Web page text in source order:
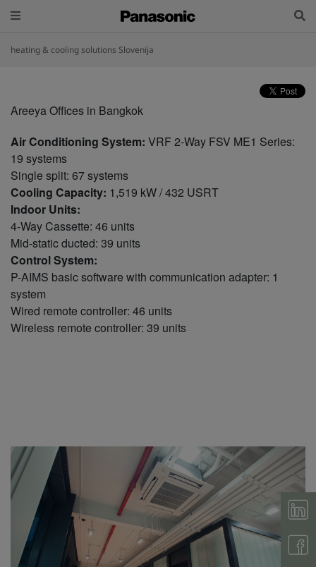
heating & cooling solutions Slovenija
Areeya Offices in Bangkok
Air Conditioning System: VRF 2-Way FSV ME1 Series:
19 systems
Single split: 67 systems
Cooling Capacity: 1,519 kW / 432 USRT
Indoor Units:
4-Way Cassette: 46 units
Mid-static ducted: 39 units
Control System:
P-AIMS basic software with communication adapter: 1
system
Wired remote controller: 46 units
Wireless remote controller: 39 units